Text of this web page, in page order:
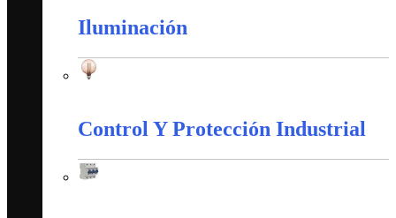
Iluminación
Control Y Protección Industrial